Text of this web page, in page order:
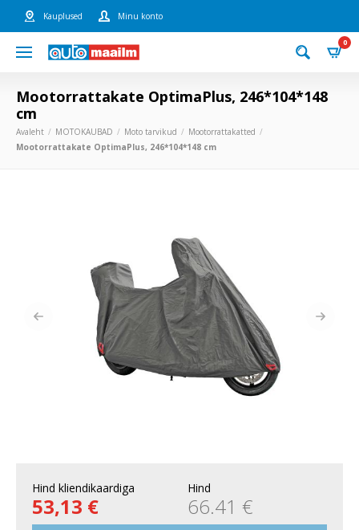
Kauplused Minu konto
0
Mootorrattakate OptimaPlus, 246*104*148
cm
Avaleht MOTOKAUBAD Moto tarvikud
Mootorrattakatted
Mootorrattakate OptimaPlus, 246*104*148 cm
Hind kliendikaardiga
53,13 €
Hind
66.41 €